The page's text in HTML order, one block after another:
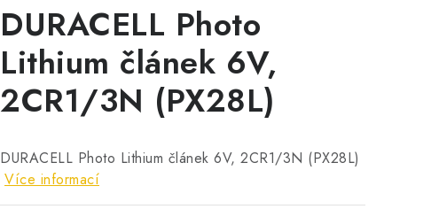
DURACELL Photo
Lithium článek 6V,
2CR1/3N (PX28L)
DURACELL Photo Lithium článek 6V, 2CR1/3N (PX28L)
Více informací